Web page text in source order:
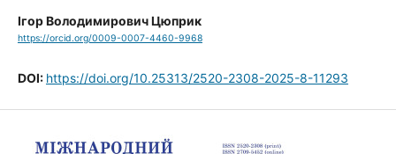
Ігор Володимирович Цюприк
https://orcid.org/0009-0007-4460-9968
DOI: https://doi.org/10.25313/2520-2308-2025-8-11293